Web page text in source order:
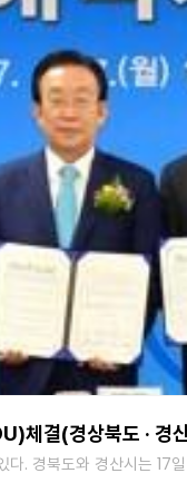
체결(경상북도 · 경
. 경북도와 경산시는 17